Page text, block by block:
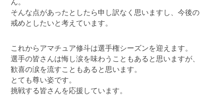
そんな点があったとしたら申し訳なく思いますし、今後の
戒めとしたいと考えています。
これからアマチュア修斗は選手権シーズンを迎えます。
選手の皆さんは悔し涙を味わうこともあると思いますが、
歓喜の涙を流すこともあると思います。
とても尊い姿です。
挑戦する皆さんを応援しています。